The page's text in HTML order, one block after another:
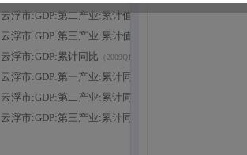
云浮市:GDP:第二产业:累计值
云浮市:GDP:第三产业:累计值
云浮市:GDP:累计同比 （2009Q1~2026Q2）
云浮市:GDP:第一产业:累计同比
云浮市:GDP:第二产业:累计同比
云浮市:GDP:第三产业:累计同比